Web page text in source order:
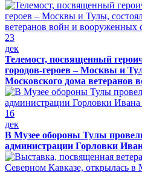
23
дек
Телемост, посвященный
городов-героев – Москвы и
Московского дома ветеранов
16
дек
В Музее обороны Тулы
администрации Горловки